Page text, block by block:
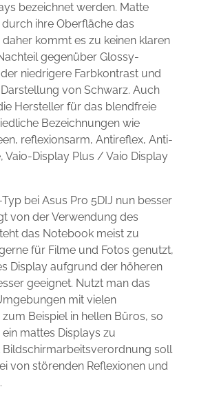
bezeichnet werden. Matte
ihre Oberfläche das
kommt es zu keinen klaren
gegenüber Glossy-
niedrigere Farbkontrast und
von Schwarz. Auch
Hersteller für das blendfreie
Bezeichnungen wie
reflexionsarm, Antireflex, Anti-
Vaio-Display Plus / Vaio Display
bei Asus Pro 5DIJ nun besser
von der Verwendung des
das Notebook meist zu
für Filme und Fotos genutzt,
Display aufgrund der höheren
geeignet. Nutzt man das
mit vielen
Beispiel in hellen Büros, so
mattes Displays zu
Bildschirmarbeitsverordnung soll
von störenden Reflexionen und